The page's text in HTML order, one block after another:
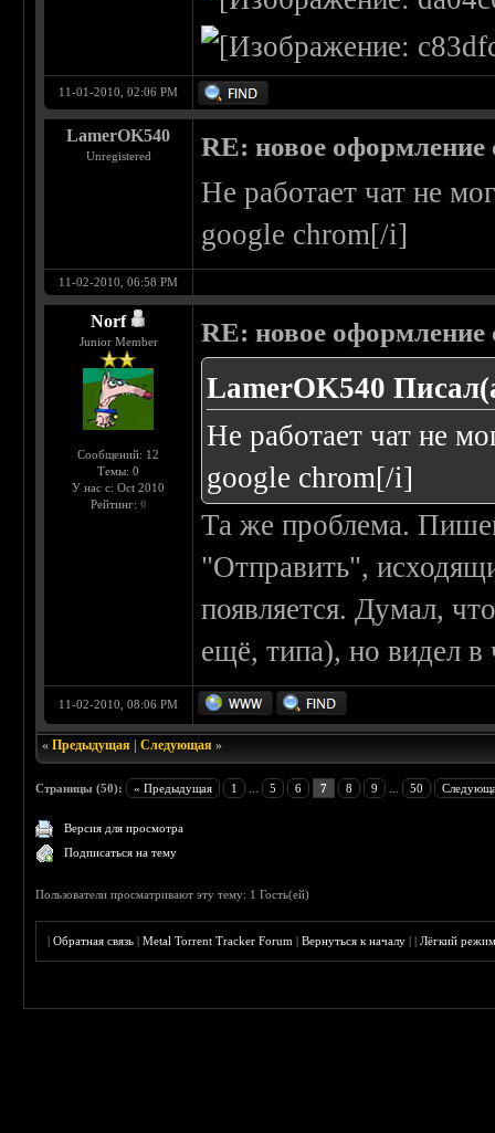
11-01-2010, 02:06 PM
LamerOK540
Unregistered RE: новое оформление
Не работает чат не
google chrom[/i]
11-02-2010, 06:58 PM
Norf
Junior Member
Сообщений: 12
Темы: 0
У нас с: Oct 2010
Рейтинг: 0
RE: новое оформление
LamerOK540
Не работает чат не
google chrom[/i]
Та же проблема.
"Отправить",
появляется. Думал,
ещё, типа), но видел в
11-02-2010, 08:06 PM
«Предыдущая |Следующая »
Страницы (50): « Предыдущая 1 5 6 7 8 9 50
Версия для просмотра
Подписаться на тему
Пользователи просматривают эту тему: 1 Гость(ей)
|Обратная связь |Metal Torrent Tracker Forum |Вернуться к началу ||Лёгкий